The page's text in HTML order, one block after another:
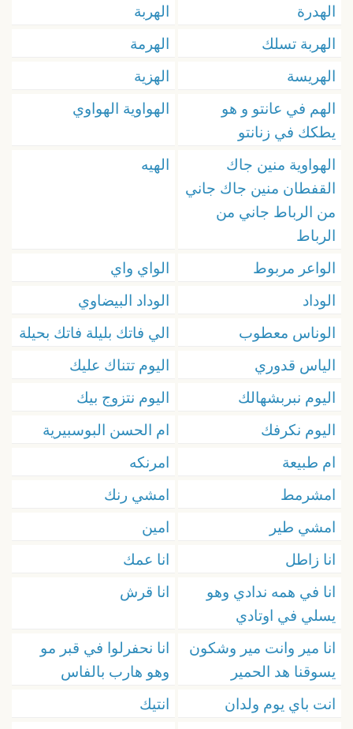
الهدرة
الهربة
الهربة تسلك
الهرمة
الهريسة
الهزية
الهم في عانتو و هو
يطكك في زنانتو
الهواوية الهواوي
الهواوية منين جاك
القفطان منين جاك جاني
من الرباط جاني من
الرباط
الهيه
الواعر مربوط
الواي واي
الوداد
الوداد البيضاوي
الوناس معطوب
الي فاتك بليلة فاتك بحيلة
الياس قدوري
اليوم تتناك عليك
اليوم نبربشهالك
اليوم نتزوج بيك
اليوم نكرفك
ام الحسن البوسبيرية
ام طبيعة
امرنكه
امشرمط
امشي رنك
امشي طير
امين
انا زاطل
انا عمك
انا في همه ندادي وهو
يسلي في اوتادي
انا قرش
انا مير وانت مير وشكون
يسوقنا هد الحمير
انا نحفرلوا في قبر مو
وهو هارب بالفاس
انت باي يوم ولدان
انتيك